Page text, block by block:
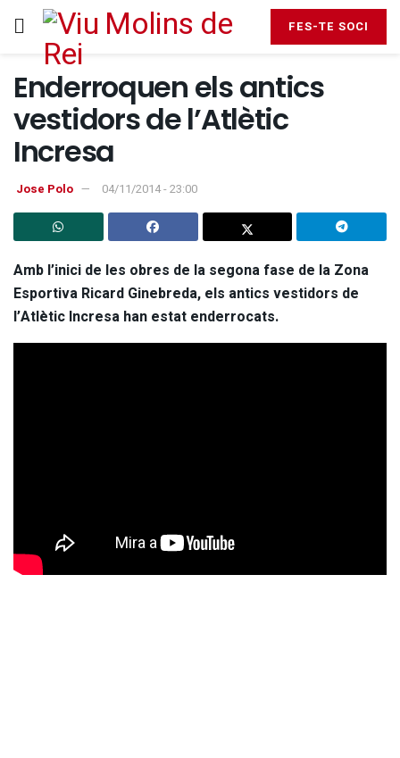
FES-TE SOCI
Enderroquen els antics
vestidors de l’Atlètic
Incresa
Jose Polo 04/11/2014 - 23:00
Amb l’inici de les obres de la segona fase de la Zona
Esportiva Ricard Ginebreda, els antics vestidors de
l’Atlètic Incresa han estat enderrocats.